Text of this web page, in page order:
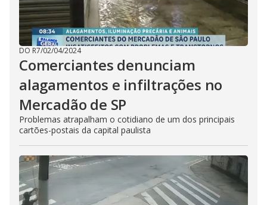
DO R7/02/04/2024
Comerciantes denunciam
alagamentos e infiltrações no
Mercadão de SP
Problemas atrapalham o cotidiano de um dos principais
cartões-postais da capital paulista